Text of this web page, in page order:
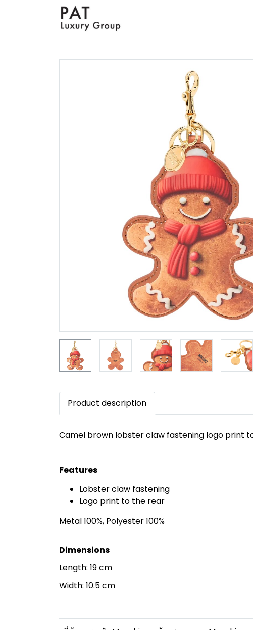
Product description
Camel brown lobster claw fastening logo print
Features
Lobster claw fastening
Logo print to the rear
Metal 100%, Polyester 100%
Dimensions
Length: 19 cm
Width: 10.5 cm